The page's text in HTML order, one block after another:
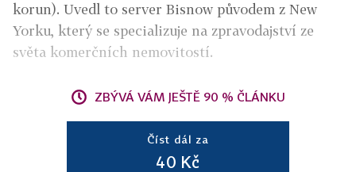
korun). Uvedl to server Bisnow původem z New
Yorku, který se specializuje na zpravodajství ze
světa komerčních nemovitostí.
ZBÝVÁ VÁM JEŠTĚ 90 % ČLÁNKU
Číst dál za
40 Kč